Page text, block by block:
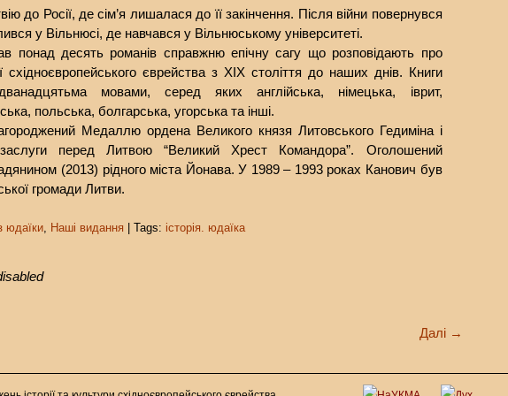
до Росії, де сім’я лишалася до її закінчення. Після війни повернувся
у Вільнюсі, де навчався у Вільнюському університеті.
понад десять романів справжню епічну сагу що розповідають про
східноєвропейського єврейства з XIX століття до наших днів. Книги
мовами, серед яких англійська, німецька, іврит,
польська, болгарська, угорська та інші.
Медаллю ордена Великого князя Литовського Гедиміна і
перед Литвою “Великий Хрест Командора”. Оголошений
(2013) рідного міста Йонава. У 1989 – 1993 роках Канович був
громади Литви.
юдаїки, Наші видання | Tags: історія. юдаїка
Далі →